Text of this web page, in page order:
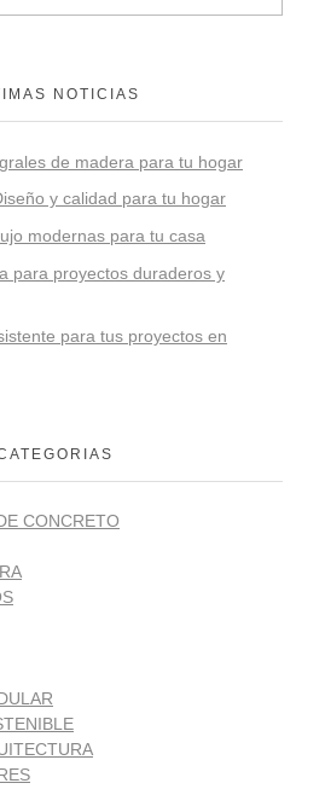
NOTICIAS
de madera para tu hogar
y calidad para tu hogar
modernas para tu casa
para proyectos duraderos y
para tus proyectos en
CONCRETO